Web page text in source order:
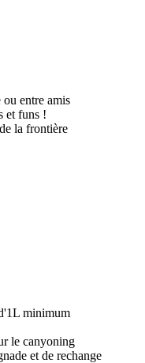
entre amis
et funs !
la frontière
minimum
le canyoning
et de rechange